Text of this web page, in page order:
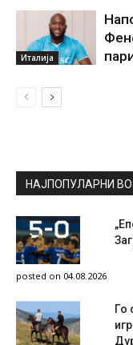
Италија
НАЈПОПУЛАРНИ
posted on 04.08.2026
Го